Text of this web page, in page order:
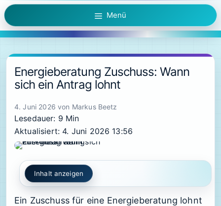
Zum
Inhalt
springen
Menü
Energieberatung Zuschuss: Wann
sich ein Antrag lohnt
4. Juni 2026 von Markus Beetz
Lesedauer: 9 Min
Aktualisiert: 4. Juni 2026 13:56
Inhalt anzeigen
Ein Zuschuss für eine Energieberatung lohnt